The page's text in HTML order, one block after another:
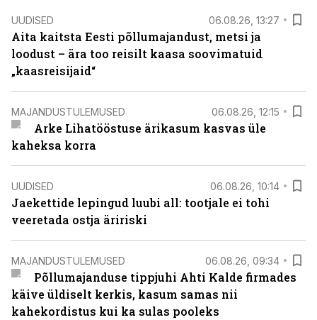
UUDISED 06.08.26, 13:27
Aita kaitsta Eesti põllumajandust, metsi ja
loodust – ära too reisilt kaasa soovimatuid
„kaasreisijaid“
MAJANDUSTULEMUSED 06.08.26, 12:15
Arke Lihatööstuse ärikasum kasvas üle
kaheksa korra
UUDISED 06.08.26, 10:14
Jaekettide lepingud luubi all: tootjale ei tohi
veeretada ostja äririski
MAJANDUSTULEMUSED 06.08.26, 09:34
Põllumajanduse tippjuhi Ahti Kalde firmades
käive üldiselt kerkis, kasum samas nii
kahekordistus kui ka sulas pooleks